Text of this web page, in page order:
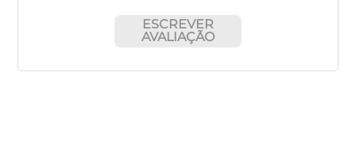
ESCREVER
AVALIAÇÃO